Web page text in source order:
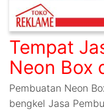
Tempat
Neon Box
Pembuatan Neon
bengkel Jasa